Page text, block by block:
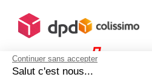
Continuer sans accepter
Salut c'est nous...